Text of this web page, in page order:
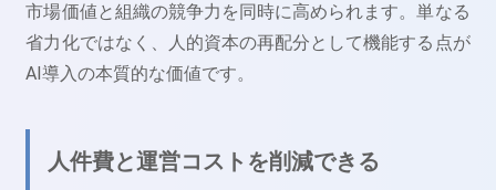
市場価値と組織の競争力を同時に高められます。単なる
省力化ではなく、人的資本の再配分として機能する点が
AI導入の本質的な価値です。
人件費と運営コストを削減できる